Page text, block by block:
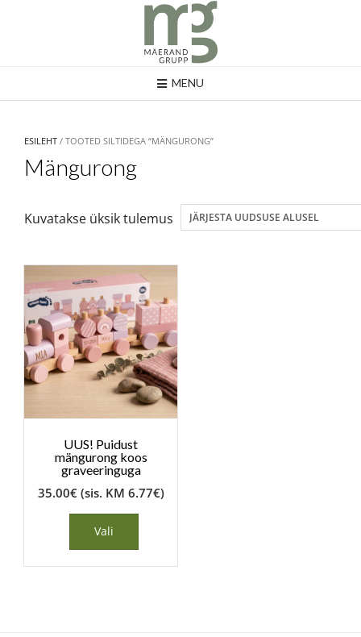
MENU
ESILEHT / TOOTED SILTIDEGA “MÄNGURONG”
Mängurong
Kuvatakse üksik tulemus
UUS! Puidust
mängurong koos
graveeringuga
35.00€ (sis. KM 6.77€)
Vali